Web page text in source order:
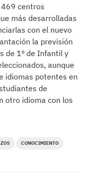
centros
más desarrolladas
con el nuevo
la previsión
de 1º de Infantil y
aunque
idiomas potentes en
de
otro idioma con los
CONOCIMIENTO